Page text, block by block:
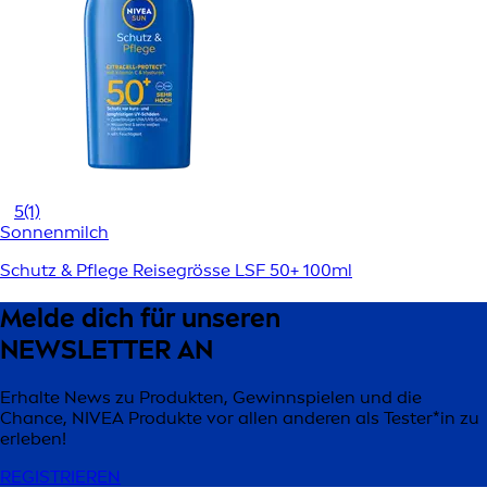
5(1)
Sonnenmilch
Schutz & Pflege Reisegrösse LSF 50+ 100ml
Melde dich für unseren
NEWSLETTER AN
Erhalte News zu Produkten, Gewinnspielen und die
Chance, NIVEA Produkte vor allen anderen als Tester*in zu
erleben!
REGISTRIEREN